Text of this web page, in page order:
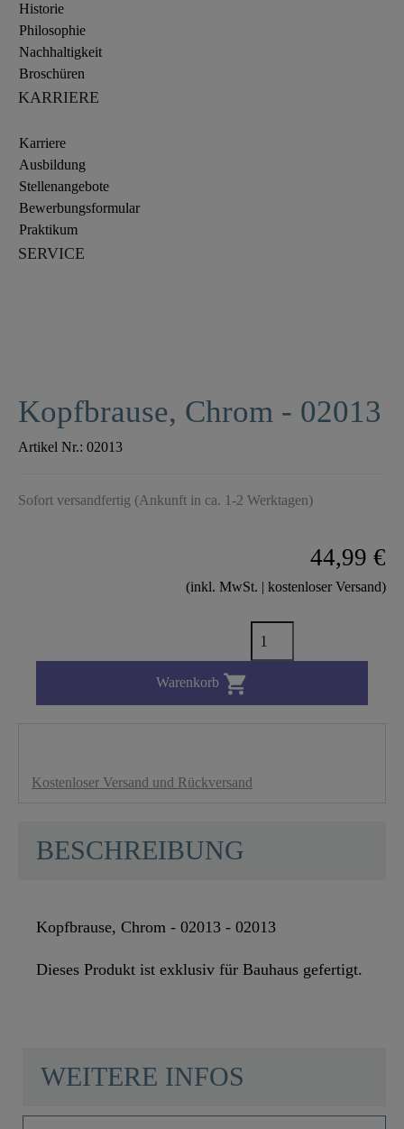
Historie
Philosophie
Nachhaltigkeit
Broschüren
KARRIERE
Karriere
Ausbildung
Stellenangebote
Bewerbungsformular
Praktikum
SERVICE
Kopfbrause, Chrom - 02013
Artikel Nr.: 02013
Sofort versandfertig (Ankunft in ca. 1-2 Werktagen)
44,99 €
(inkl. MwSt. | kostenloser Versand)
Warenkorb 
Kostenloser Versand und Rückversand
BESCHREIBUNG
Kopfbrause, Chrom - 02013 - 02013
Dieses Produkt ist exklusiv für Bauhaus gefertigt.
WEITERE INFOS